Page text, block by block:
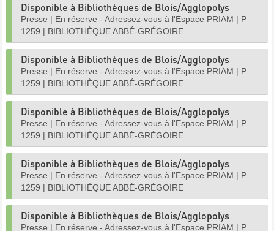
Disponible à Bibliothèques de Blois/Agglopolys
Presse | En réserve - Adressez-vous à l'Espace PRIAM | P
1259 | BIBLIOTHÈQUE ABBÉ-GRÉGOIRE
Disponible à Bibliothèques de Blois/Agglopolys
Presse | En réserve - Adressez-vous à l'Espace PRIAM | P
1259 | BIBLIOTHÈQUE ABBÉ-GRÉGOIRE
Disponible à Bibliothèques de Blois/Agglopolys
Presse | En réserve - Adressez-vous à l'Espace PRIAM | P
1259 | BIBLIOTHÈQUE ABBÉ-GRÉGOIRE
Disponible à Bibliothèques de Blois/Agglopolys
Presse | En réserve - Adressez-vous à l'Espace PRIAM | P
1259 | BIBLIOTHÈQUE ABBÉ-GRÉGOIRE
Disponible à Bibliothèques de Blois/Agglopolys
Presse | En réserve - Adressez-vous à l'Espace PRIAM | P